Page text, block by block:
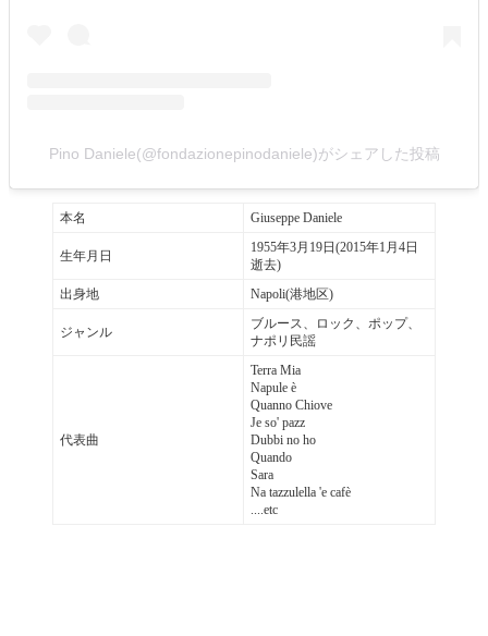
Pino Daniele(@fondazionepinodaniele)がシェアした投稿
本名 Giuseppe Daniele
生年月日
1955年3月19日(2015年1月4日
逝去)
出身地 Napoli(港地区)
ジャンル
ブルース、ロック、ポップ、
ナポリ民謡
代表曲
Terra Mia
Napule è
Quanno Chiove
Je so' pazz
Dubbi no ho
Quando
Sara
Na tazzulella 'e cafè
....etc